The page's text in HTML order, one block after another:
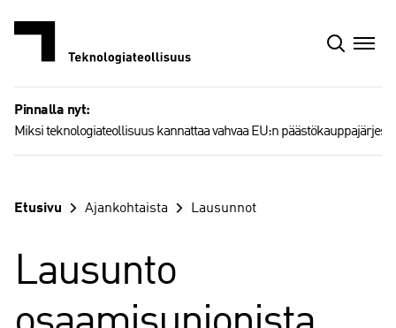
Pinnalla nyt:
Miksi teknologiateollisuus kannattaa vahvaa EU:n
Etusivu Ajankohtaista Lausunnot
Lausunto